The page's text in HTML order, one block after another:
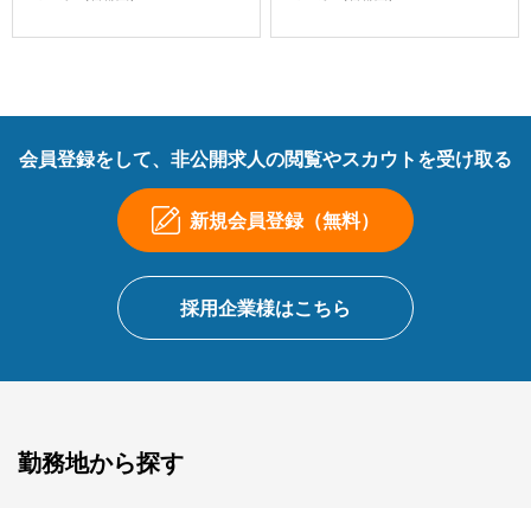
会員登録をして、非公開求人の閲覧やスカウトを受け取る
新規会員登録（無料）
採用企業様はこちら
勤務地から探す